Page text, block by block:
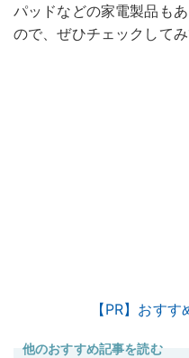
パッドなどの家電製品も
ので、ぜひチェックしてみ
【PR】おす
他のおすすめ記事を読む